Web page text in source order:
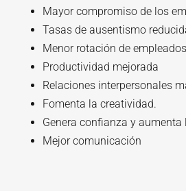
Mayor compromiso de los
Tasas de ausentismo
Menor rotación de empleados
Productividad mejorada
Relaciones interpersonales
Fomenta la creatividad.
Genera confianza y aumenta
Mejor comunicación